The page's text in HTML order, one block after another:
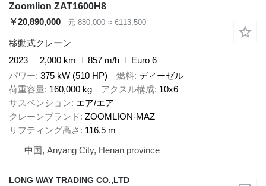
Zoomlion ZAT1600H8
￥20,890,000
元 880,000 ≈ €113,500
移動式クレーン
2023
2,000 km 857 m/h
Euro 6
パワー 375 kW (510 HP) 燃料 ディーゼル
荷重容量 160,000 kg アクスル構成 10x6
サスペンション エア/エア
クレーンブランド ZOOMLION-MAZ
リフティング高さ
116.5 m
中国, Anyang City, Henan province
LONG WAY TRADING CO.,LTD